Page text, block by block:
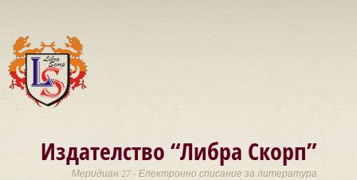
Издателство “Либра Скорп”
Меридиан 27 - Електронно списание за литература